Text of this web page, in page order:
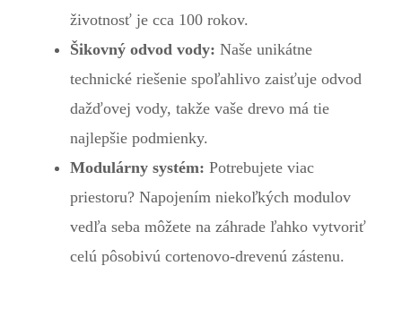
životnosť je cca 100 rokov.
Šikovný odvod vody: Naše unikátne
technické riešenie spoľahlivo zaisťuje odvod
dažďovej vody, takže vaše drevo má tie
najlepšie podmienky.
Modulárny systém: Potrebujete viac
priestoru? Napojením niekoľkých modulov
vedľa seba môžete na záhrade ľahko vytvoriť
celú pôsobivú cortenovo-drevenú zástenu.